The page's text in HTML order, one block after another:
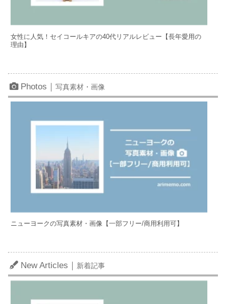
女性に人気！セイコールキアの40代リアルレビュー【長年愛用の
理由】
Photos｜ 写真素材・画像
ニューヨークの写真素材・画像【一部フリー/商用利用可】
New Articles｜ 新着記事